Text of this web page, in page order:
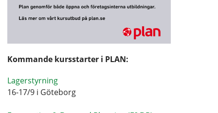
Kommande kursstarter i PLAN:
Lagerstyrning
16-17/9 i Göteborg